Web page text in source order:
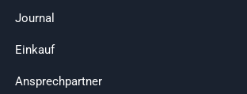
Journal
Einkauf
Ansprechpartner